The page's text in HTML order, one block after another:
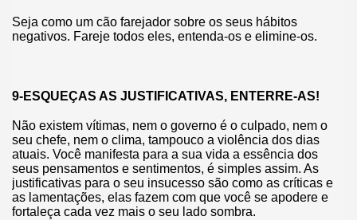
Seja como um cão farejador sobre os seus hábitos
negativos. Fareje todos eles, entenda-os e elimine-os.
9-ESQUEÇAS AS JUSTIFICATIVAS, ENTERRE-AS!
Não existem vítimas, nem o governo é o culpado, nem o
seu chefe, nem o clima, tampouco a violência dos dias
atuais. Você manifesta para a sua vida a essência dos
seus pensamentos e sentimentos, é simples assim. As
justificativas para o seu insucesso são como as críticas e
as lamentações, elas fazem com que você se apodere e
fortaleça cada vez mais o seu lado sombra.